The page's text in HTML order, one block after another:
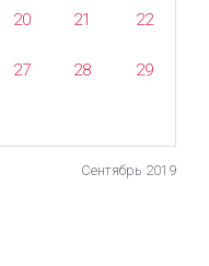
Сентябрь 2019
20 21 22
27 28 29